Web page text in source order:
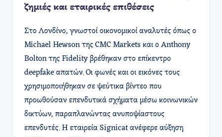
ζημιές και εταιρικές επιθέσεις
Στο Λονδίνο, γνωστοί οικονομικοί αναλυτές όπως ο
Michael Hewson της CMC Markets και ο Anthony
Bolton της Fidelity βρέθηκαν στο επίκεντρο
deepfake απατών. Οι φωνές και οι εικόνες τους
χρησιμοποιήθηκαν σε ψεύτικα βίντεο που
προωθούσαν επενδυτικά σχήματα μέσω κοινωνικών
δικτύων, παραπλανώντας ανυποψίαστους
επενδυτές. Η εταιρεία Signicat ανέφερε αύξηση